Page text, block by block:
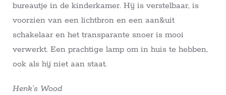
bureautje in de kinderkamer. Hij is verstelbaar, is
voorzien van een lichtbron en een aan&uit
schakelaar en het transparante snoer is mooi
verwerkt. Een prachtige lamp om in huis te hebben,
ook als hij niet aan staat.
Henk’s Wood